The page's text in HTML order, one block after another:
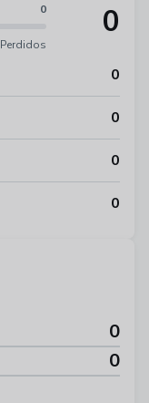
0
Perdidos
0
0
0
0
0
0
0